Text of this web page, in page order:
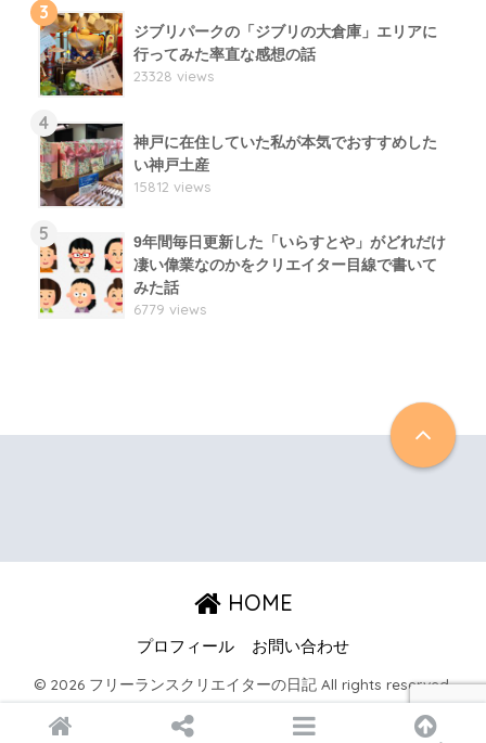
3
ジブリパークの「ジブリの大倉庫」エリアに
行ってみた率直な感想の話
23328 views
4
神戸に在住していた私が本気でおすすめした
い神戸土産
15812 views
5
9年間毎日更新した「いらすとや」がどれだけ
凄い偉業なのかをクリエイター目線で書いて
みた話
6779 views
HOME
プロフィール お問い合わせ
© 2026 フリーランスクリエイターの日記 All rights reserved.